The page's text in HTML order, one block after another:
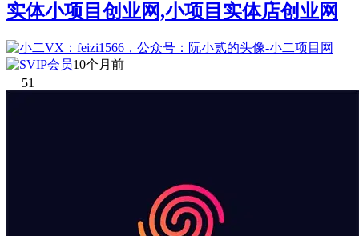
实体小项目创业网,小项目实体店创业网
10个月前
51